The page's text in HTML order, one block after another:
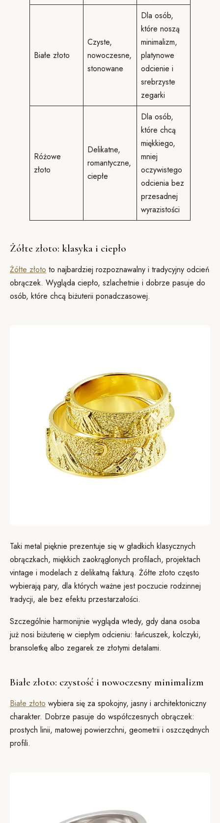
Białe złoto
Czyste,
nowoczesne,
stonowane
Dla osób,
które noszą
minimalizm,
platynowe
odcienie i
srebrzyste
zegarki
Różowe
złoto
Delikatne,
romantyczne,
ciepłe
Dla osób,
które chcą
miękkiego,
mniej
oczywistego
odcienia bez
przesadnej
wyrazistości
Żółte złoto: klasyka i ciepło
Żółte złoto to najbardziej rozpoznawalny i tradycyjny odcień
obrączek. Wygląda ciepło, szlachetnie i dobrze pasuje do
osób, które chcą biżuterii ponadczasowej.
Taki metal pięknie prezentuje się w gładkich klasycznych
obrączkach, miękkich zaokrąglonych profilach, projektach
vintage i modelach z delikatną fakturą. Żółte złoto często
wybierają pary, dla których ważne jest poczucie rodzinnej
tradycji, ale bez efektu przestarzałości.
Szczególnie harmonijnie wygląda wtedy, gdy dana osoba
już nosi biżuterię w ciepłym odcieniu: łańcuszek, kolczyki,
bransoletkę albo zegarek ze złotymi detalami.
Białe złoto: czystość i nowoczesny minimalizm
Białe złoto wybiera się za spokojny, jasny i architektoniczny
charakter. Dobrze pasuje do współczesnych obrączek:
prostych linii, matowej powierzchni, geometrii i oszczędnych
profili.